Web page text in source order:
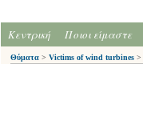
Κεντρική Ποιοι είμαστε
Θύματα > Victims of wind turbines >